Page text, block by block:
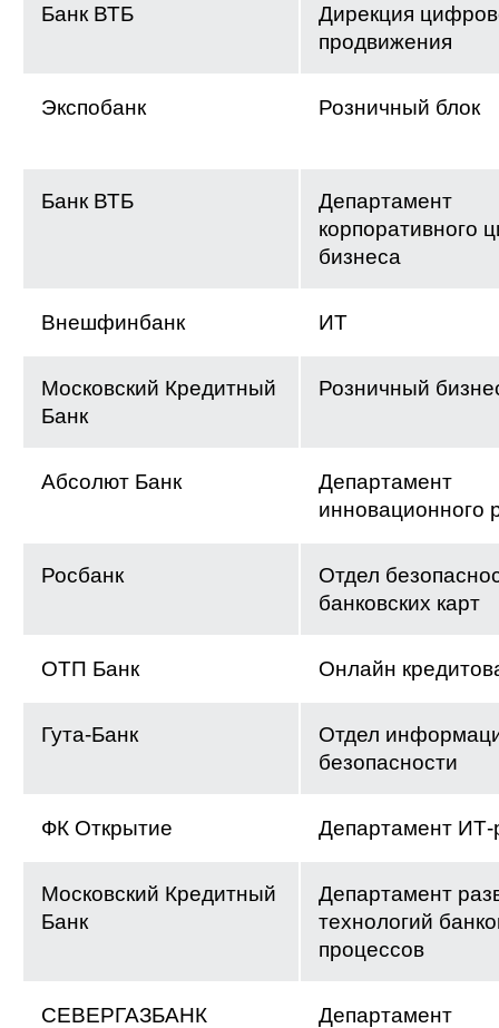
Банк ВТБ
Дирекция
продвижения
Экспобанк Розничный блок
Банк ВТБ
Департамент
корпоративного
бизнеса
Внешфинбанк ИТ
Московский Кредитный
Банк
Розничный
Абсолют Банк
Департамент
инновационного
Росбанк
Отдел
банковских карт
ОТП Банк Онлайн
Гута-Банк
Отдел
безопасности
ФК Открытие Департамент ИТ-
Московский Кредитный
Банк
Департамент
технологий
процессов
СЕВЕРГАЗБАНК
Департамент